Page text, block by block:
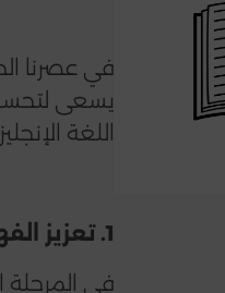
في عصرنا
يسعى
اللغة
1. تعزيز الفهم الأكاديمي ورفع المستوى الدراسي
في المرحلة